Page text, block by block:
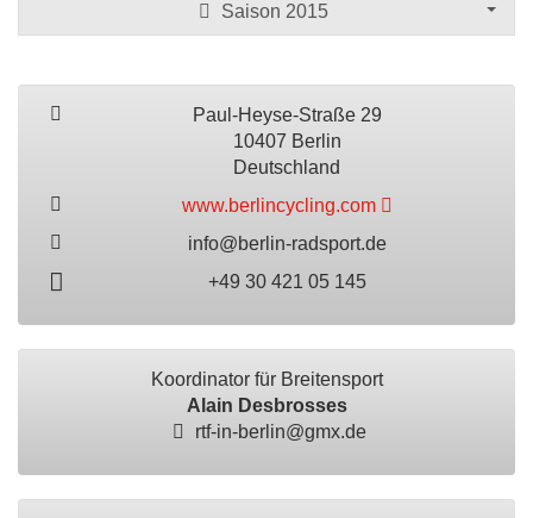
Saison 2015
Paul-Heyse-Straße 29
10407 Berlin
Deutschland
www.berlincycling.com
info@berlin-radsport.de
+49 30 421 05 145
Koordinator für Breitensport
Alain Desbrosses
rtf-in-berlin@gmx.de